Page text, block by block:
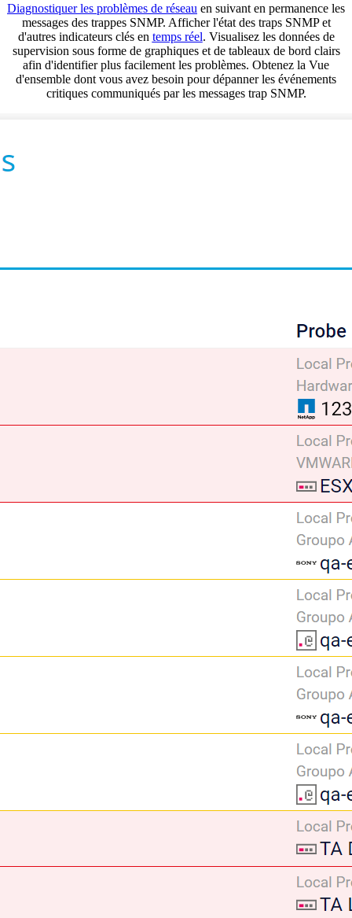
Diagnostiquer les problèmes de réseau en suivant en permanence les
messages des trappes SNMP. Afficher l'état des traps SNMP et
d'autres indicateurs clés en temps réel. Visualisez les données de
supervision sous forme de graphiques et de tableaux de bord clairs
afin d'identifier plus facilement les problèmes. Obtenez la Vue
d'ensemble dont vous avez besoin pour dépanner les événements
critiques communiqués par les messages trap SNMP.